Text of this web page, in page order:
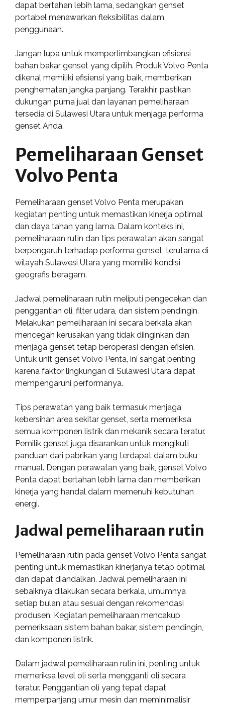
dapat bertahan lebih lama, sedangkan genset
portabel menawarkan fleksibilitas dalam
penggunaan.
Jangan lupa untuk mempertimbangkan efisiensi
bahan bakar genset yang dipilih. Produk Volvo Penta
dikenal memiliki efisiensi yang baik, memberikan
penghematan jangka panjang. Terakhir, pastikan
dukungan purna jual dan layanan pemeliharaan
tersedia di Sulawesi Utara untuk menjaga performa
genset Anda.
Pemeliharaan Genset
Volvo Penta
Pemeliharaan genset Volvo Penta merupakan
kegiatan penting untuk memastikan kinerja optimal
dan daya tahan yang lama. Dalam konteks ini,
pemeliharaan rutin dan tips perawatan akan sangat
berpengaruh terhadap performa genset, terutama di
wilayah Sulawesi Utara yang memiliki kondisi
geografis beragam.
Jadwal pemeliharaan rutin meliputi pengecekan dan
penggantian oli, filter udara, dan sistem pendingin.
Melakukan pemeliharaan ini secara berkala akan
mencegah kerusakan yang tidak diinginkan dan
menjaga genset tetap beroperasi dengan efisien.
Untuk unit genset Volvo Penta, ini sangat penting
karena faktor lingkungan di Sulawesi Utara dapat
mempengaruhi performanya.
Tips perawatan yang baik termasuk menjaga
kebersihan area sekitar genset, serta memeriksa
semua komponen listrik dan mekanik secara teratur.
Pemilik genset juga disarankan untuk mengikuti
panduan dari pabrikan yang terdapat dalam buku
manual. Dengan perawatan yang baik, genset Volvo
Penta dapat bertahan lebih lama dan memberikan
kinerja yang handal dalam memenuhi kebutuhan
energi.
Jadwal pemeliharaan rutin
Pemeliharaan rutin pada genset Volvo Penta sangat
penting untuk memastikan kinerjanya tetap optimal
dan dapat diandalkan. Jadwal pemeliharaan ini
sebaiknya dilakukan secara berkala, umumnya
setiap bulan atau sesuai dengan rekomendasi
produsen. Kegiatan pemeliharaan mencakup
pemeriksaan sistem bahan bakar, sistem pendingin,
dan komponen listrik.
Dalam jadwal pemeliharaan rutin ini, penting untuk
memeriksa level oli serta mengganti oli secara
teratur. Penggantian oli yang tepat dapat
memperpanjang umur mesin dan meminimalisir